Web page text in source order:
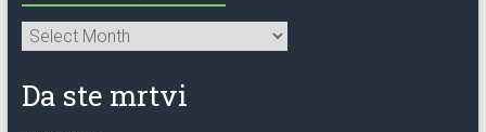
Da ste mrtvi